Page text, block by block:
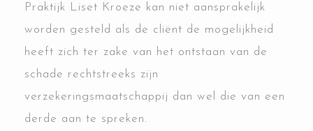
Praktijk Liset Kroeze kan niet aansprakelijk
worden gesteld als de cliënt de mogelijkheid
heeft zich ter zake van het ontstaan van de
schade rechtstreeks zijn
verzekeringsmaatschappij dan wel die van een
derde aan te spreken.